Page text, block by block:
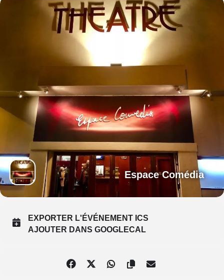
Espace Comédia
EXPORTER L'ÉVÉNEMENT ICS
AJOUTER DANS GOOGLECAL